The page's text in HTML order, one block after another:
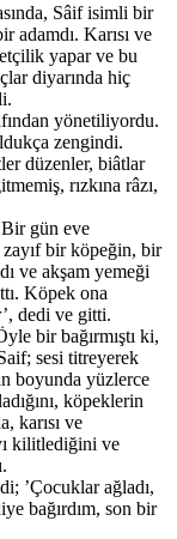
Sâif isimli bir
adamdı. Karısı ve
yapar ve bu
diyarında hiç
yönetiliyordu.
zengindi.
düzenler, biâtlar
rızkına râzı,
Bir gün eve
bir köpeğin, bir
ve akşam yemeği
Köpek ona
dedi ve gitti.
bir bağırmıştı ki,
sesi titreyerek
boyunda yüzlerce
köpeklerin
karısı ve
kilitlediğini ve
’Çocuklar ağladı,
bağırdım, son bir